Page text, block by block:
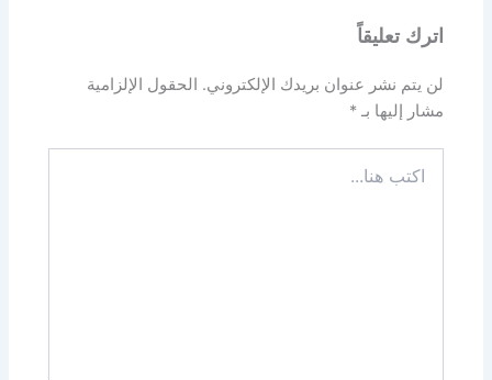
اترك تعليقاً
لن يتم نشر عنوان بريدك الإلكتروني. الحقول الإلزامية
مشار إليها بـ*
هنا...